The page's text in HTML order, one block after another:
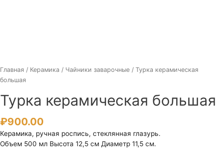
Главная / Керамика / Чайники заварочные / Турка керамическая
большая
Турка керамическая большая
₽900.00
Керамика, ручная роспись, стеклянная глазурь.
Объем 500 мл Высота 12,5 см Диаметр 11,5 см.